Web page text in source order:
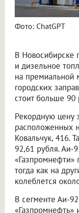
Фото: ChatGPT
В Новосибирске
и дизельное
на премиальной
городских
стоит больше
Рекордную цену
расположенных
Ковальчук, 416.
92,61 рубля. Аи-
«Газпромнефти»
тогда как на
колеблется
В сегменте Аи-